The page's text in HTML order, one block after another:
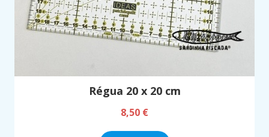
Régua 20 x 20 cm
8,50 €